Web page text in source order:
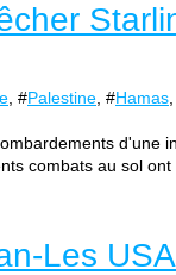
, #Palestine , #Hamas
d'une
combats au sol ont
Les